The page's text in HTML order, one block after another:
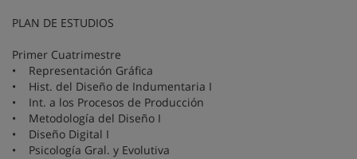
PLAN DE ESTUDIOS
Primer Cuatrimestre
• Representación Gráfica
• Hist. del Diseño de Indumentaria I
• Int. a los Procesos de Producción
• Metodología del Diseño I
• Diseño Digital I
• Psicología Gral. y Evolutiva